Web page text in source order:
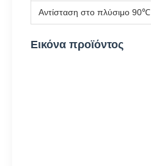
Αντίσταση στο πλύσιμο 90℃
Εικόνα προϊόντος